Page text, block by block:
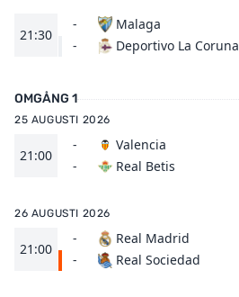
21:30
-
-
Malaga
Deportivo La Coruna
OMGÅNG 1
25 AUGUSTI 2026
21:00
-
-
Valencia
Real Betis
26 AUGUSTI 2026
21:00
-
-
Real Madrid
Real Sociedad